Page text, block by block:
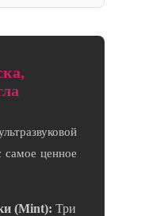
самое ценное
(Mint): Три